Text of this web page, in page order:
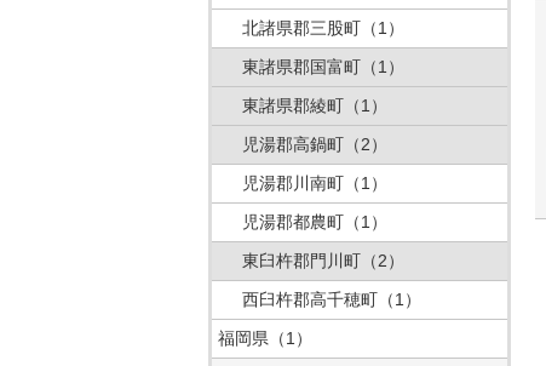
北諸県郡三股町 （1）
東諸県郡国富町 （1）
東諸県郡綾町 （1）
児湯郡高鍋町 （2）
児湯郡川南町 （1）
児湯郡都農町 （1）
東臼杵郡門川町 （2）
西臼杵郡高千穂町 （1）
福岡県 （1）